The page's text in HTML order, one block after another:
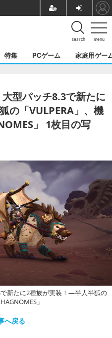
menu
search
特集 PCゲーム 家庭用ゲー
型パッチ8.3で新たに
の「VULPERA」、機
」 1枚目の写
新たに2種族が実装！―半人半狐の
」
へ戻る